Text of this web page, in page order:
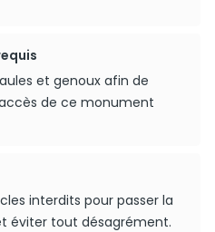
et genoux afin de
de ce monument
interdits pour passer la
éviter tout désagrément.